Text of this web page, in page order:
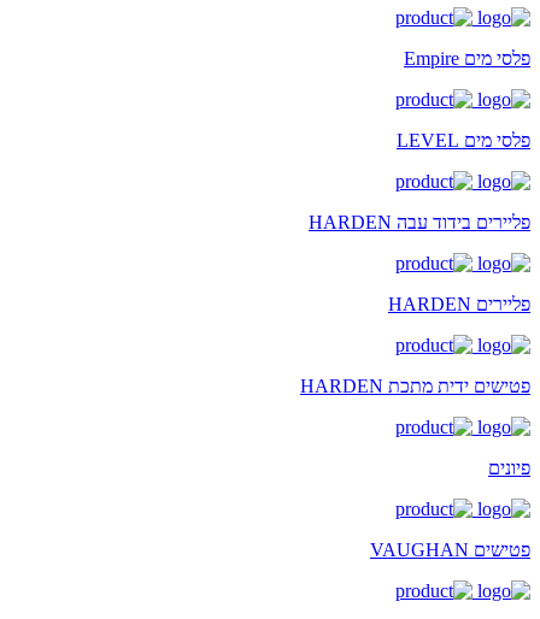
פלסי מים Empire
פלסי מים LEVEL
פליירים בידוד עבה HARDEN
פליירים HARDEN
פטישים ידית מתכת HARDEN
פיונים
פטישים VAUGHAN